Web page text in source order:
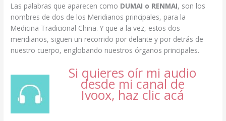
Las palabras que aparecen como DUMAI o RENMAI, son los
nombres de dos de los Meridianos principales, para la
Medicina Tradicional China. Y que a la vez, estos dos
meridianos, siguen un recorrido por delante y por detrás de
nuestro cuerpo, englobando nuestros órganos principales.
Si quieres oír mi audio
desde mi canal de
Ivoox, haz clic acá